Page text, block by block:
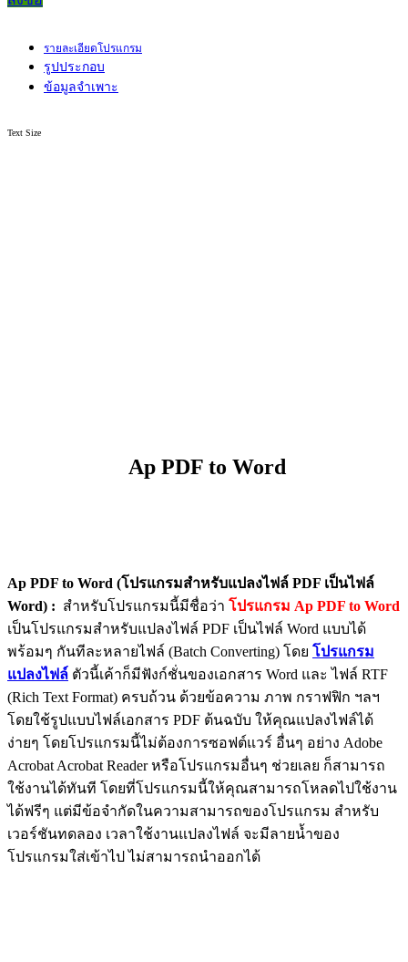
รายละเอียดโปรแกรม
รูปประกอบ
ข้อมูลจำเพาะ
Text Size
Ap PDF to Word
Ap PDF to Word (โปรแกรมสำหรับแปลงไฟล์ PDF เป็นไฟล์
Word) : สำหรับโปรแกรมนี้มีชื่อว่า โปรแกรม Ap PDF to Word
เป็นโปรแกรมสำหรับแปลงไฟล์ PDF เป็นไฟล์ Word แบบได้
พร้อมๆ กันทีละหลายไฟล์ (Batch Converting) โดย โปรแกรม
แปลงไฟล์ ตัวนี้เค้าก็มีฟังก์ชั่นของเอกสาร Word และ ไฟล์ RTF
(Rich Text Format) ครบถ้วน ด้วยข้อความ ภาพ กราฟฟิก ฯลฯ
โดยใช้รูปแบบไฟล์เอกสาร PDF ต้นฉบับ ให้คุณแปลงไฟล์ได้
ง่ายๆ โดยโปรแกรมนี้ไม่ต้องการซอฟต์แวร์ อื่นๆ อย่าง Adobe
Acrobat Acrobat Reader หรือโปรแกรมอื่นๆ ช่วยเลย ก็สามารถ
ใช้งานได้ทันที โดยที่โปรแกรมนี้ให้คุณสามารถโหลดไปใช้งาน
ได้ฟรีๆ แต่มีข้อจำกัดในความสามารถของโปรแกรม สำหรับ
เวอร์ชันทดลอง เวลาใช้งานแปลงไฟล์ จะมีลายน้ำของ
โปรแกรมใส่เข้าไป ไม่สามารถนำออกได้